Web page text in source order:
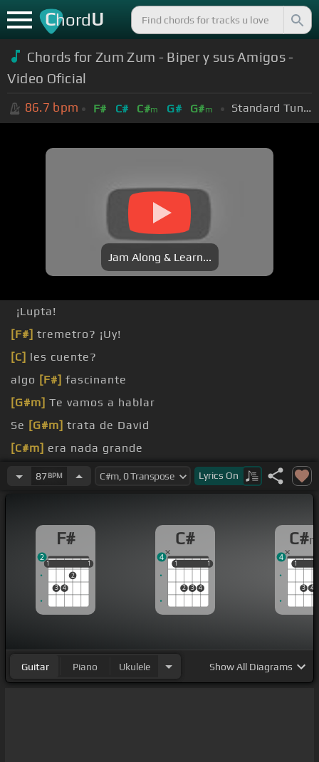
ChordU
Chords for Zum Zum - Biper y sus Amigos -
Video Oficial
86.7 bpm F# C# C#m G# G#m Standard Tuning (EADGBE)
Jam Along & Learn...
¡Lupta!
[F#] tremetro? ¡Uy!
[C] les cuente?
algo [F#] fascinante
[G#m] Te vamos a hablar
Se [G#m] trata de David
[C#m] era nada grande
David[G#m] haciendo zoom
87BPM Lyrics On
F#
1
3 4
2
1
1 1
2
C#
1
2 3 4
1
1 1
4
C#
1
3 4
1
4
Guitar Piano Ukulele ShowAll Diagrams